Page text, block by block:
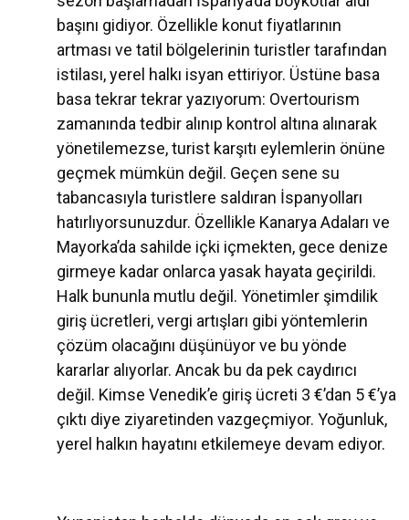
başını gidiyor. Özellikle konut fiyatlarının
artması ve tatil bölgelerinin turistler tarafından
istilası, yerel halkı isyan ettiriyor. Üstüne basa
basa tekrar tekrar yazıyorum: Overtourism
zamanında tedbir alınıp kontrol altına alınarak
yönetilemezse, turist karşıtı eylemlerin önüne
geçmek mümkün değil. Geçen sene su
tabancasıyla turistlere saldıran İspanyolları
hatırlıyorsunuzdur. Özellikle Kanarya Adaları ve
Mayorka’da sahilde içki içmekten, gece denize
girmeye kadar onlarca yasak hayata geçirildi.
Halk bununla mutlu değil. Yönetimler şimdilik
giriş ücretleri, vergi artışları gibi yöntemlerin
çözüm olacağını düşünüyor ve bu yönde
kararlar alıyorlar. Ancak bu da pek caydırıcı
değil. Kimse Venedik’e giriş ücreti 3 €’dan 5 €’ya
çıktı diye ziyaretinden vazgeçmiyor. Yoğunluk,
yerel halkın hayatını etkilemeye devam ediyor.